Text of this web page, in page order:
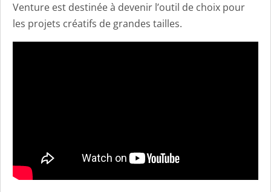
Venture est destinée à devenir l’outil de choix pour
les projets créatifs de grandes tailles.